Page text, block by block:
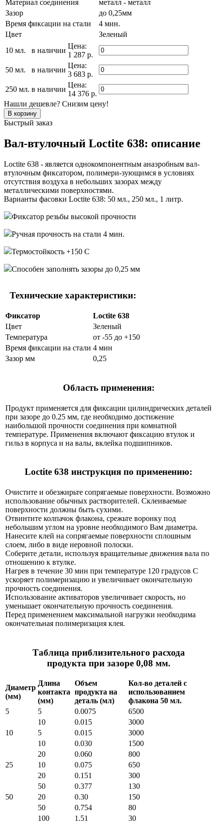
Материал соединения
металл - металл
Зазор
до 0,25мм
Время фиксации на стали
4 мин.
Цвет
Зеленый
10 мл.
в наличии
Цена:
1 287 р.
50 мл.
в наличии
Цена:
3 683 р.
250 мл. в наличии
Цена:
14 376 р.
Нашли дешевле? Снизим цену!
Быстрый заказ
Вал-втулочный Loctite 638: описание
Loctite 638 - является однокомпонентным анаэробным вал-
втулочным фиксатором, полимери-зующимся в условиях
отсутствия воздуха в небольших зазорах между
металлическими поверхностями.
Варианты фасовки Loctite 638: 50 мл., 250 мл., 1 литр.
Фиксатор резьбы высокой прочности
Ручная прочность на стали 4 мин.
Термостойкость +150 С
Способен заполнять зазоры до 0,25 мм
Технические характеристики:
Фиксатор
Loctite 638
Цвет
Зеленый
Температура
от -55 до +150
Время фиксации на стали 4 мин
Зазор мм
0,25
Область применения:
Продукт применяется для фиксации цилиндрических деталей
при зазоре до 0.25 мм, где необходимо достижение
наибольшой прочности соединения при комнатной
температуре. Применения включают фиксацию втулок и
гильз в корпуса и на валы, вклейка подшипников.
Loctite 638 инструкция по применению:
Очистите и обезжирьте сопрягаемые поверхности. Возможно
использование обычных растворителей. Склеиваемые
поверхности должны быть сухими.
Отвинтите колпачок флакона, срежьте воронку под
небольшим углом на уровне необходимого Вам диаметра.
Нанесите клей на сопрягаемые поверхности сплошным
слоем, либо в виде неровной полоски.
Соберите детали, используя вращательные движения вала по
отношению к втулке.
Нагрев в течение 30 мин при температуре 120 градусов С
ускоряет полимеризацию и увеличивает окончательную
прочность соединения.
Использование активаторов увеличивает скорость, но
уменьшает окончательную прочность соединения.
Перед применением максимальной нагрузки необходима
окончательная полимеризация клея.
Таблица приблизительного расхода
продукта при зазоре 0,08 мм.
Диаметр
(мм)
Длина
контакта
(мм)
Объем
продукта на
деталь (мл)
Кол-во деталей с
использованием
флакона 50 мл.
5
5 0.0075
6500
10
0.015
3000
10
5 0.015
3000
10
0.030
1500
20
0.060
800
25
10 0.075
650
20
0.151
300
50
0.377
130
50
20 0.30
150
50
0.754
80
100
1.51 30